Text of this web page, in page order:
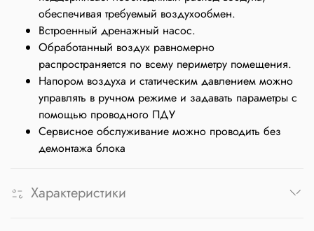
обеспечивая требуемый воздухообмен.
Встроенный дренажный насос.
Обработанный воздух равномерно
распространяется по всему периметру помещения.
Напором воздуха и статическим давлением можно
управлять в ручном режиме и задавать параметры с
помощью проводного ПДУ
Сервисное обслуживание можно проводить без
демонтажа блока
Характеристики